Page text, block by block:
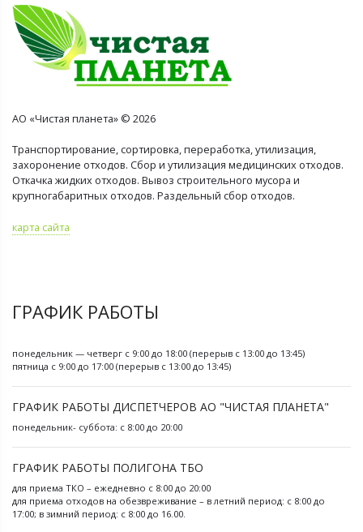
АО «Чистая планета» © 2026
Транспортирование, сортировка, переработка, утилизация,
захоронение отходов. Сбор и утилизация медицинских отходов.
Откачка жидких отходов. Вывоз строительного мусора и
крупногабаритных отходов. Раздельный сбор отходов.
карта сайта
ГРАФИК РАБОТЫ
понедельник — четверг с 9:00 до 18:00 (перерыв с 13:00 до 13:45)
пятница с 9:00 до 17:00 (перерыв с 13:00 до 13:45)
ГРАФИК РАБОТЫ ДИСПЕТЧЕРОВ АО "ЧИСТАЯ ПЛАНЕТА"
понедельник- суббота: с 8:00 до 20:00
ГРАФИК РАБОТЫ ПОЛИГОНА ТБО
для приема ТКО – ежедневно с 8:00 до 20:00
для приема отходов на обезвреживание – в летний период: с 8:00 до
17:00; в зимний период: с 8:00 до 16.00.